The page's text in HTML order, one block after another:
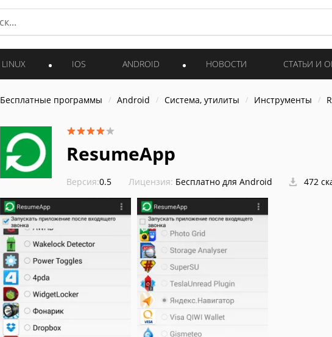
LINUX IOS ANDROID НОВОСТИ СТАТЬИ И
Бесплатные программы Android Система, утилиты Инструменты
ResumeApp
Версия:0.5 Лицензия: Бесплатно для Android 472